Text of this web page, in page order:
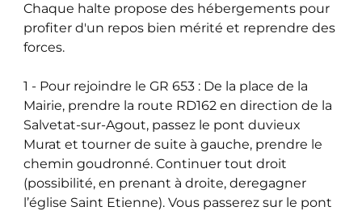
Chaque halte propose des hébergements pour
profiter d'un repos bien mérité et reprendre des
forces.
1 - Pour rejoindre le GR 653 : De la place de la
Mairie, prendre la route RD162 en direction de la
Salvetat-sur-Agout, passez le pont duvieux
Murat et tourner de suite à gauche, prendre le
chemin goudronné. Continuer tout droit
(possibilité, en prenant à droite, deregagner
l’église Saint Etienne). Vous passerez sur le pont